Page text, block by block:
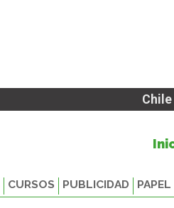
Chile
CURSOS PUBLICIDAD